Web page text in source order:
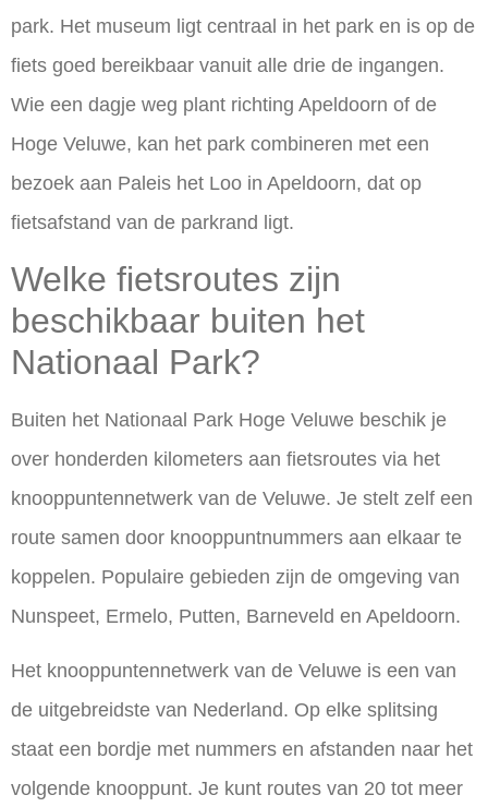
park. Het museum ligt centraal in het park en is op de
fiets goed bereikbaar vanuit alle drie de ingangen.
Wie een dagje weg plant richting Apeldoorn of de
Hoge Veluwe, kan het park combineren met een
bezoek aan Paleis het Loo in Apeldoorn, dat op
fietsafstand van de parkrand ligt.
Welke fietsroutes zijn
beschikbaar buiten het
Nationaal Park?
Buiten het Nationaal Park Hoge Veluwe beschik je
over honderden kilometers aan fietsroutes via het
knooppuntennetwerk van de Veluwe. Je stelt zelf een
route samen door knooppuntnummers aan elkaar te
koppelen. Populaire gebieden zijn de omgeving van
Nunspeet, Ermelo, Putten, Barneveld en Apeldoorn.
Het knooppuntennetwerk van de Veluwe is een van
de uitgebreidste van Nederland. Op elke splitsing
staat een bordje met nummers en afstanden naar het
volgende knooppunt. Je kunt routes van 20 tot meer